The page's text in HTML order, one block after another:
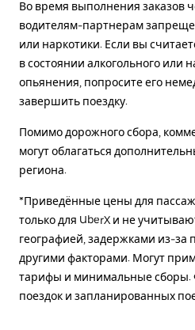
Во время выполнения заказов
водителям-партнерам
или наркотики. Если вы
в состоянии алкогольного или
опьянения, попросите его
завершить поездку.
Помимо дорожного сбора,
могут облагаться
региона.
*Приведённые цены для
только для UberX и не
географией, задержками из-за
другими факторами. Могут
тарифы и минимальные сборы.
поездок и запланированных